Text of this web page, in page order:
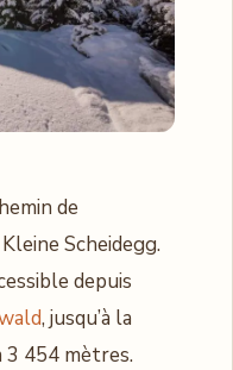
de
Scheidegg.
depuis
, jusqu’à la
3 454 mètres.